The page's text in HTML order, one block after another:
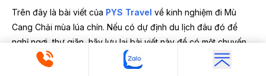
Trên đây là bài viết của PYS Travel về kinh nghiệm đi Mù
Cang Chải mùa lúa chín. Nếu có dự định du lịch đâu đó để
nghỉ ngơi, thư giãn, hãy lưu lại bài viết này để có một chuyến
đi tuyệt vời nhé.